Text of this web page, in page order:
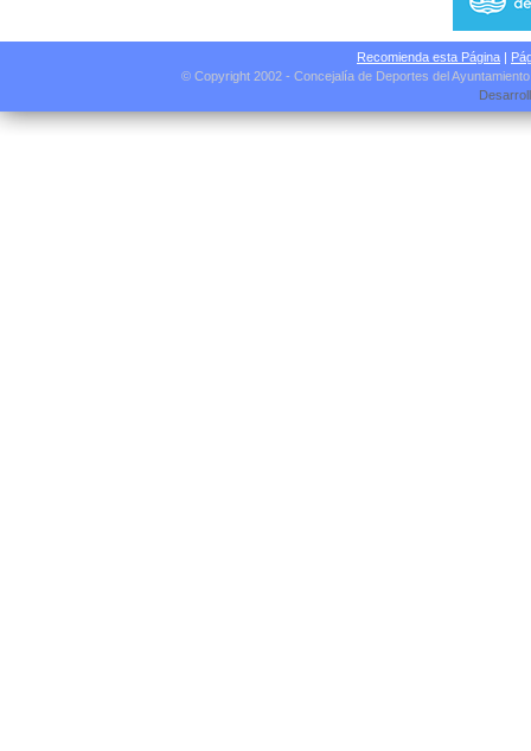
Recomienda esta Página |
© Copyright 2002 - Concejalía de Deportes del